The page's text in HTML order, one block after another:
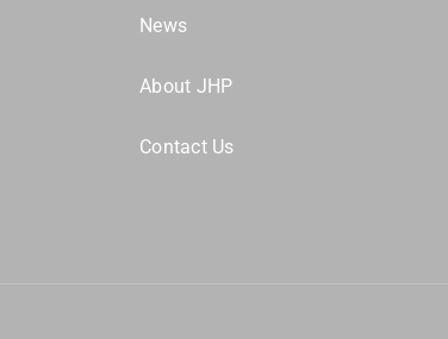
News
About JHP
Contact Us